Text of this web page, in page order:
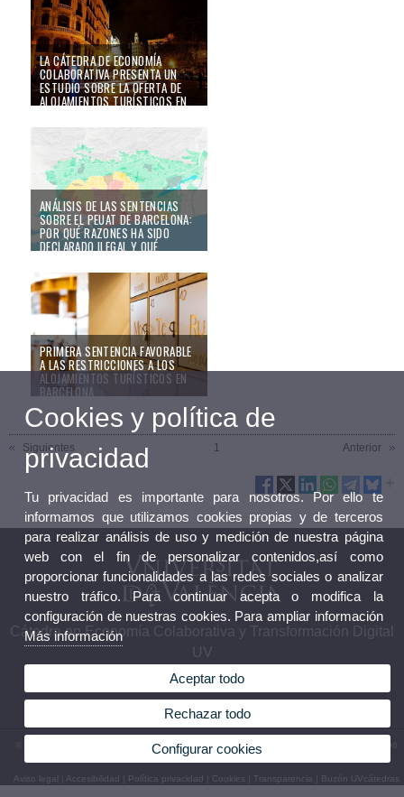
LA CÁTEDRA DE ECONOMÍA
COLABORATIVA PRESENTA UN
ESTUDIO SOBRE LA OFERTA DE
ALOJAMIENTOS TURÍSTICOS EN
TIEMPOS DE LA COVID-19
27/04/20
ANÁLISIS DE LAS SENTENCIAS
SOBRE EL PEUAT DE BARCELONA:
POR QUÉ RAZONES HA SIDO
DECLARADO ILEGAL Y QUÉ
COMPATIBLES CON LA DIRECTIVA
DE SERVICIOS
10/10/19
PRIMERA SENTENCIA FAVORABLE
A LAS RESTRICCIONES A LOS
ALOJAMIENTOS TURÍSTICOS EN
BARCELONA
06/06/19
Siguientes Anterior
1
Cátedra en Economía Colaborativa y Transformación Digital
UV
© 2026 UV. - Facultad de Derecho. Avda. dels Tarongers, s/n 46022 Valencia. Tel.: (+34) 96
162 53 21
Aviso legal Accesibilidad Política privacidad Cookies Transparencia Buzón UVcátedras
Cookies y política de
privacidad
Tu privacidad es importante para nosotros. Por ello te
informamos que utilizamos cookies propias y de terceros
para realizar análisis de uso y medición de nuestra página
web con el fin de personalizar contenidos,así como
proporcionar funcionalidades a las redes sociales o analizar
nuestro tráfico. Para continuar acepta o modifica la
configuración de nuestras cookies. Para ampliar información
Más información
Aceptar todo
Rechazar todo
Configurar cookies